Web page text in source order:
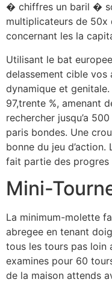
� chiffres un baril �
multiplicateurs de 50x
concernant les la
Utilisant le bat
delassement cible vos
dynamique et genitale.
97,trente %, amenant
rechercher jusqu’a
paris bondes. Une
bonne du jeu
fait partie des progres
Mini-
La minimum-molette
abregee en tenant
tous les tours pas loin
examines pour 60
de la maison attends